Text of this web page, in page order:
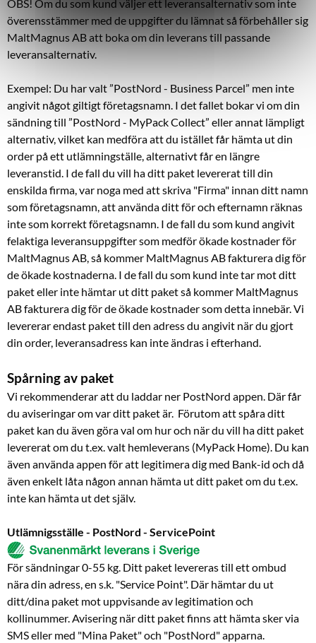
OBS! Om du som kund väljer ett leveransalternativ som inte
överensstämmer med de uppgifter du lämnat så förbehåller sig
MaltMagnus AB att boka om din leverans till passande
leveransalternativ.
Exempel: Du har valt ”PostNord - Business Parcel” men inte
angivit något giltigt företagsnamn. I det fallet bokar vi om din
sändning till ”PostNord - MyPack Collect” eller annat lämpligt
alternativ, vilket kan medföra att du istället får hämta ut din
order på ett utlämningställe, alternativt får en längre
leveranstid. I de fall du vill ha ditt paket levererat till din
enskilda firma, var noga med att skriva "Firma" innan ditt namn
som företagsnamn, att använda ditt för och efternamn räknas
inte som korrekt företagsnamn. I de fall du som kund angivit
felaktiga leveransuppgifter som medför ökade kostnader för
MaltMagnus AB, så kommer MaltMagnus AB fakturera dig för
de ökade kostnaderna. I de fall du som kund inte tar mot ditt
paket eller inte hämtar ut ditt paket så kommer MaltMagnus
AB fakturera dig för de ökade kostnader som detta innebär. Vi
levererar endast paket till den adress du angivit när du gjort
din order, leveransadress kan inte ändras i efterhand.
Spårning av paket
Vi rekommenderar att du laddar ner PostNord appen. Där får
du aviseringar om var ditt paket är. Förutom att spåra ditt
paket kan du även göra val om hur och när du vill ha ditt paket
levererat om du t.ex. valt hemleverans (MyPack Home). Du kan
även använda appen för att legitimera dig med Bank-id och då
även enkelt låta någon annan hämta ut ditt paket om du t.ex.
inte kan hämta ut det själv.
Utlämnigsställe - PostNord - ServicePoint
För sändningar 0-55 kg. Ditt paket levereras till ett ombud
nära din adress, en s.k. "Service Point". Där hämtar du ut
ditt/dina paket mot uppvisande av legitimation och
kollinummer. Avisering när ditt paket finns att hämta sker via
SMS eller med "Mina Paket" och "PostNord" apparna.